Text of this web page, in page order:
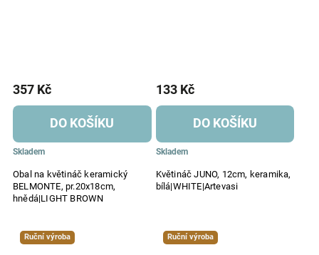
Obal na květináč keramický
BELMONTE, pr.20x18cm,
hnědá|LIGHT BROWN
Skladem
357 Kč
DO KOŠÍKU
Květináč JUNO, 12cm, keramika,
bílá|WHITE|Artevasi
Skladem
133 Kč
DO KOŠÍKU
Ruční výroba Ruční výroba